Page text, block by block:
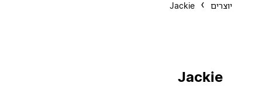
Jackie
Jackie